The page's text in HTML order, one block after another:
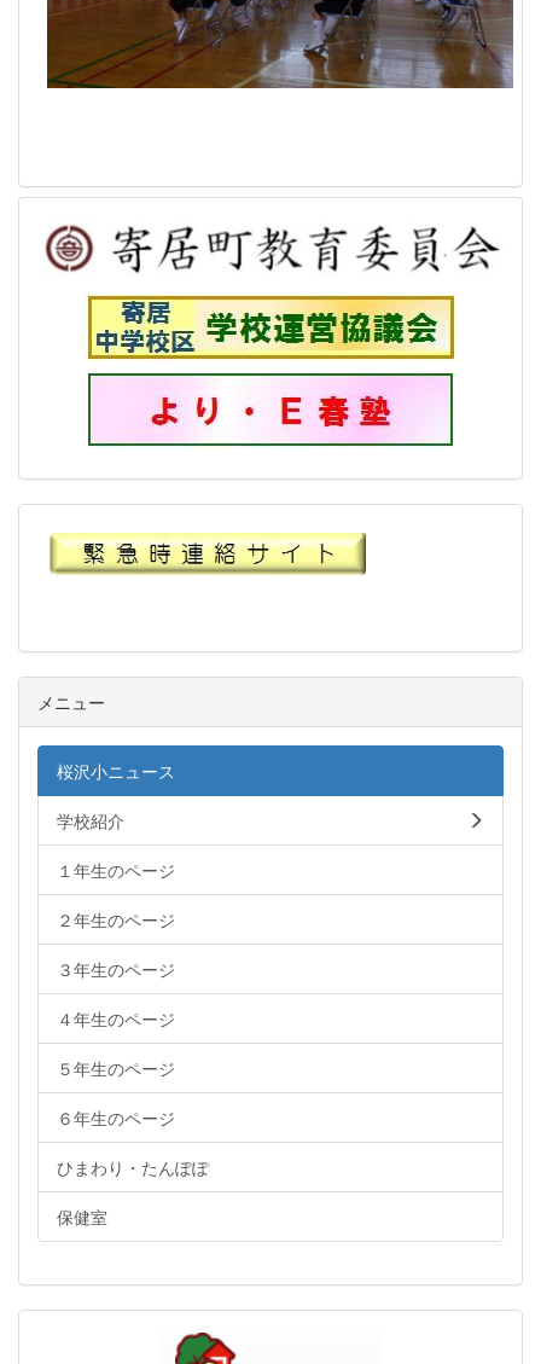
メニュー
桜沢小ニュース
学校紹介
１年生のページ
２年生のページ
３年生のページ
４年生のページ
５年生のページ
６年生のページ
ひまわり・たんぽぽ
保健室